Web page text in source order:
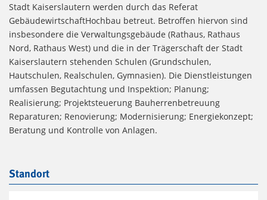
Stadt Kaiserslautern werden durch das Referat
GebäudewirtschaftHochbau betreut. Betroffen hiervon sind
insbesondere die Verwaltungsgebäude (Rathaus, Rathaus
Nord, Rathaus West) und die in der Trägerschaft der Stadt
Kaiserslautern stehenden Schulen (Grundschulen,
Hautschulen, Realschulen, Gymnasien). Die Dienstleistungen
umfassen Begutachtung und Inspektion; Planung;
Realisierung; Projektsteuerung Bauherrenbetreuung
Reparaturen; Renovierung; Modernisierung; Energiekonzept;
Beratung und Kontrolle von Anlagen.
Standort